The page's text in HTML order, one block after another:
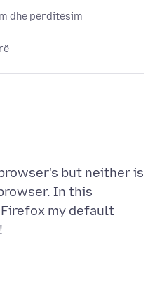
dhe përditësim
but neither is
In this
my default